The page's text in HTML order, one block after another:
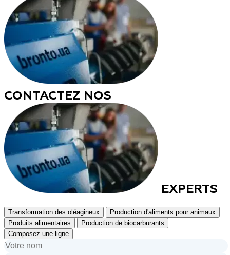
CONTACTEZ NOS
EXPERTS
Transformation des oléagineux
Production d'aliments pour animaux
Produits alimentaires
Production de biocarburants
Composez une ligne